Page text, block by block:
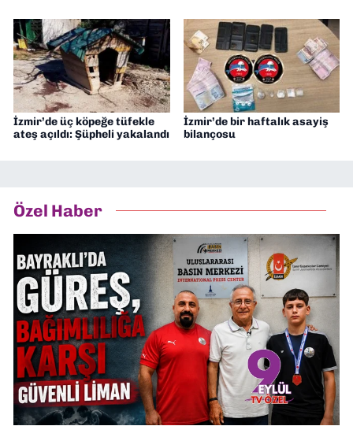
İzmir’de üç köpeğe tüfekle
ateş açıldı: Şüpheli yakalandı
İzmir’de bir haftalık asayiş
bilançosu
Özel Haber